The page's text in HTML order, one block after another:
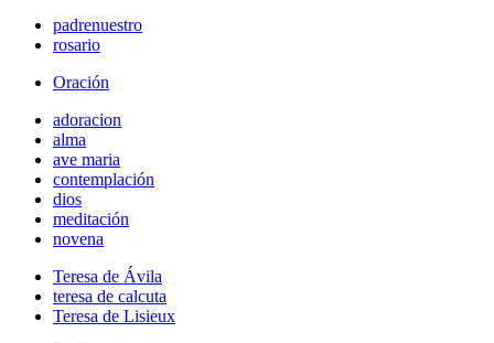
padrenuestro
rosario
Oración
adoracion
alma
ave maria
contemplación
dios
meditación
novena
Teresa de Ávila
teresa de calcuta
Teresa de Lisieux